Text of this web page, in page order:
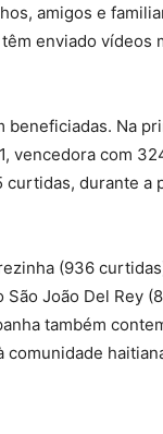
amigos e
enviado vídeos
Na
vencedora com
durante a
(936
João Del Rey
também